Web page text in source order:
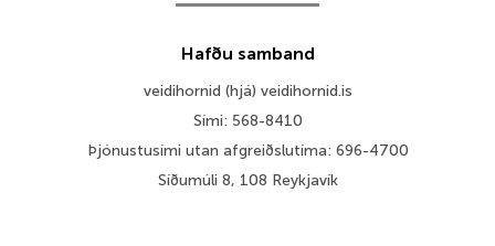
Hafðu samband
veidihornid (hjá) veidihornid.is
Sími: 568-8410
Þjónustusími utan afgreiðslutíma: 696-4700
Síðumúli 8, 108 Reykjavík